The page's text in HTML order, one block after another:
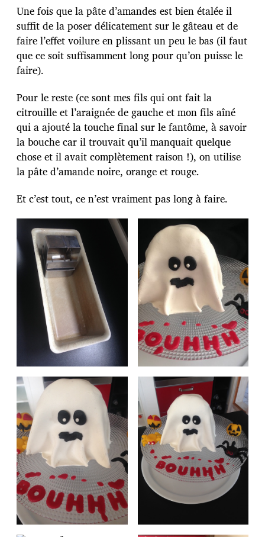
Une fois que la pâte d’amandes est bien étalée il
suffit de la poser délicatement sur le gâteau et de
faire l’effet voilure en plissant un peu le bas (il faut
que ce soit suffisamment long pour qu’on puisse le
faire).
Pour le reste (ce sont mes fils qui ont fait la
citrouille et l’araignée de gauche et mon fils aîné
qui a ajouté la touche final sur le fantôme, à savoir
la bouche car il trouvait qu’il manquait quelque
chose et il avait complètement raison !), on utilise
la pâte d’amande noire, orange et rouge.
Et c’est tout, ce n’est vraiment pas long à faire.